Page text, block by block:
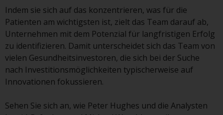
Website kann Werbung
enthalten.
Zugang unterliegt lokalen
Beschränkungen
Obwohl Sie ein Land ausgewählt
Indem sie sich auf das konzentrieren, was für die
Patienten am wichtigsten ist, zielt das Team darauf ab,
Unternehmen mit dem Potenzial für langfristigen Erfolg
zu identifizieren. Damit unterscheidet sich das Team von
vielen Gesundheitsinvestoren, die sich bei der Suche
nach Investitionsmöglichkeiten typischerweise auf
Innovationen fokussieren.
Sehen Sie sich an, wie Peter Hughes und die Analysten